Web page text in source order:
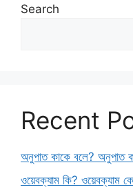
Search
Recent
অনুপাত কাকে বলে? অনুপাত
ওয়েবক্যাম কি? ওয়েবক্যাম